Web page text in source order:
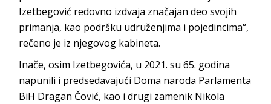
Izetbegović redovno izdvaja značajan deo svojih
primanja, kao podršku udruženjima i pojedincima“,
rečeno je iz njegovog kabineta.
Inače, osim Izetbegovića, u 2021. su 65. godina
napunili i predsedavajući Doma naroda Parlamenta
BiH Dragan Čović, kao i drugi zamenik Nikola